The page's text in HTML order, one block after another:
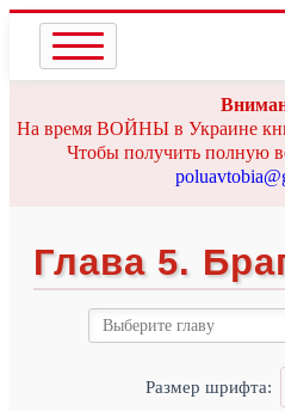
На время ВОЙНЫ в Украине
Чтобы получить полную
Глава 5.
Размер шрифта: